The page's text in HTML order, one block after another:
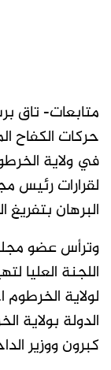
متابعات- تاق
حركات الكفاح
في ولاية
لقرارات رئيس
البرهان
وترأس عضو
اللجنة العليا
لولاية
الدولة بولاية
كبرون ووزير